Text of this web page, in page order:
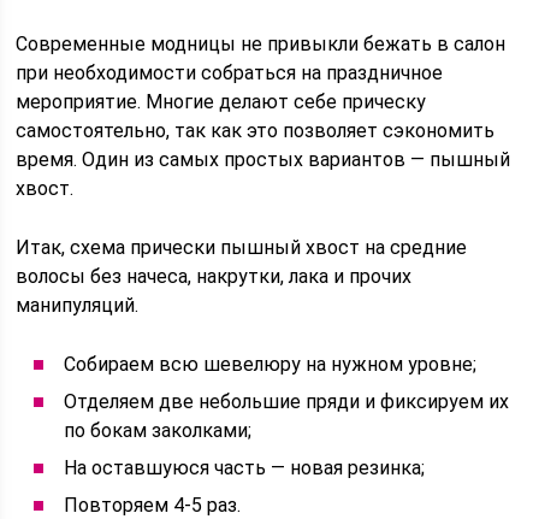
Современные модницы не привыкли бежать в салон
при необходимости собраться на праздничное
мероприятие. Многие делают себе прическу
самостоятельно, так как это позволяет сэкономить
время. Один из самых простых вариантов — пышный
хвост.
Итак, схема прически пышный хвост на средние
волосы без начеса, накрутки, лака и прочих
манипуляций.
Собираем всю шевелюру на нужном уровне;
Отделяем две небольшие пряди и фиксируем их
по бокам заколками;
На оставшуюся часть — новая резинка;
Повторяем 4-5 раз.